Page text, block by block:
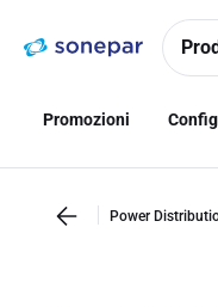
navigazionealla
Promozioni
Power